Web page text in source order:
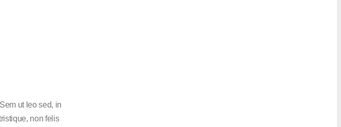
ut leo sed, in
non felis